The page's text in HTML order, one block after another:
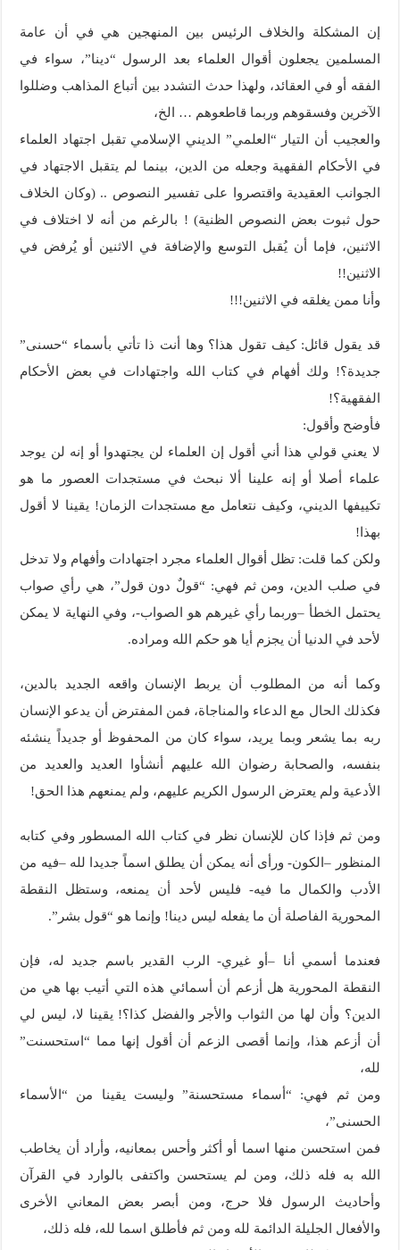
إن المشكلة والخلاف الرئيس بين المنهجين هي في أن عامة
المسلمين يجعلون أقوال العلماء بعد الرسول “دينا”، سواء في
الفقه أو في العقائد، ولهذا حدث التشدد بين أتباع المذاهب وضللوا
الآخرين وفسقوهم وربما قاطعوهم … الخ،
والعجيب أن التيار “العلمي” الديني الإسلامي تقبل اجتهاد العلماء
في الأحكام الفقهية وجعله من الدين، بينما لم يتقبل الاجتهاد في
الجوانب العقيدية واقتصروا على تفسير النصوص .. (وكان الخلاف
حول ثبوت بعض النصوص الظنية) ! بالرغم من أنه لا اختلاف في
الاثنين، فإما أن يُقبل التوسع والإضافة في الاثنين أو يُرفض في
الاثنين!!
وأنا ممن يغلقه في الاثنين!!!
قد يقول قائل: كيف تقول هذا؟ وها أنت ذا تأتي بأسماء “حسنى”
جديدة؟! ولك أفهام في كتاب الله واجتهادات في بعض الأحكام
الفقهية؟!
فأوضح وأقول:
لا يعني قولي هذا أني أقول إن العلماء لن يجتهدوا أو إنه لن يوجد
علماء أصلا أو إنه علينا ألا نبحث في مستجدات العصور ما هو
تكييفها الديني، وكيف نتعامل مع مستجدات الزمان! يقينا لا أقول
بهذا!
ولكن كما قلت: تظل أقوال العلماء مجرد اجتهادات وأفهام ولا تدخل
في صلب الدين، ومن ثم فهي: “قولٌ دون قول”، هي رأي صواب
يحتمل الخطأ –وربما رأي غيرهم هو الصواب-، وفي النهاية لا يمكن
لأحد في الدنيا أن يجزم أيا هو حكم الله ومراده.
وكما أنه من المطلوب أن يربط الإنسان واقعه الجديد بالدين،
فكذلك الحال مع الدعاء والمناجاة، فمن المفترض أن يدعو الإنسان
ربه بما يشعر وبما يريد، سواء كان من المحفوظ أو جديداً ينشئه
بنفسه، والصحابة رضوان الله عليهم أنشأوا العديد والعديد من
الأدعية ولم يعترض الرسول الكريم عليهم، ولم يمنعهم هذا الحق!
ومن ثم فإذا كان للإنسان نظر في كتاب الله المسطور وفي كتابه
المنظور –الكون- ورأى أنه يمكن أن يطلق اسماً جديدا لله –فيه من
الأدب والكمال ما فيه- فليس لأحد أن يمنعه، وستظل النقطة
المحورية الفاصلة أن ما يفعله ليس دينا! وإنما هو “قول بشر”.
فعندما أسمي أنا –أو غيري- الرب القدير باسم جديد له، فإن
النقطة المحورية هل أزعم أن أسمائي هذه التي أتيب بها هي من
الدين؟ وأن لها من الثواب والأجر والفضل كذا؟! يقينا لا، ليس لي
أن أزعم هذا، وإنما أقصى الزعم أن أقول إنها مما “استحسنت”
لله،
ومن ثم فهي: “أسماء مستحسنة” وليست يقينا من “الأسماء
الحسنى”،
فمن استحسن منها اسما أو أكثر وأحس بمعانيه، وأراد أن يخاطب
الله به فله ذلك، ومن لم يستحسن واكتفى بالوارد في القرآن
وأحاديث الرسول فلا حرج، ومن أبصر بعض المعاني الأخرى
والأفعال الجليلة الدائمة لله ومن ثم فأطلق اسما لله، فله ذلك،